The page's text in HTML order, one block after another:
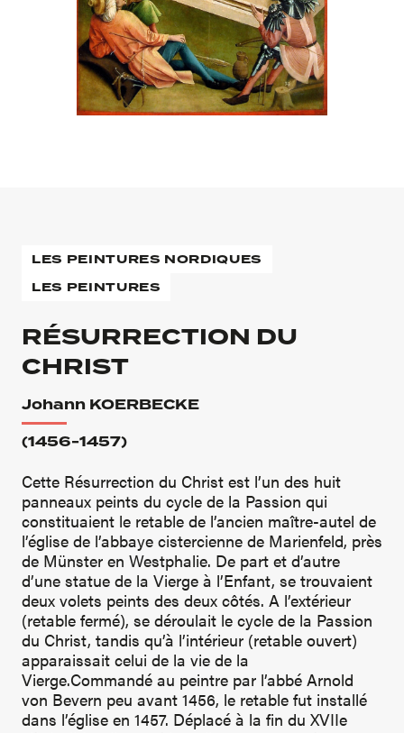
LES PEINTURES NORDIQUES
LES PEINTURES
RÉSURRECTION DU
CHRIST
Johann KOERBECKE
(1456-1457)
Cette Résurrection du Christ est l’un des huit
panneaux peints du cycle de la Passion qui
constituaient le retable de l’ancien maître-autel de
l’église de l’abbaye cistercienne de Marienfeld, près
de Münster en Westphalie. De part et d’autre
d’une statue de la Vierge à l’Enfant, se trouvaient
deux volets peints des deux côtés. A l’extérieur
(retable fermé), se déroulait le cycle de la Passion
du Christ, tandis qu’à l’intérieur (retable ouvert)
apparaissait celui de la vie de la
Vierge.Commandé au peintre par l’abbé Arnold
von Bevern peu avant 1456, le retable fut installé
dans l’église en 1457. Déplacé à la fin du XVIIe